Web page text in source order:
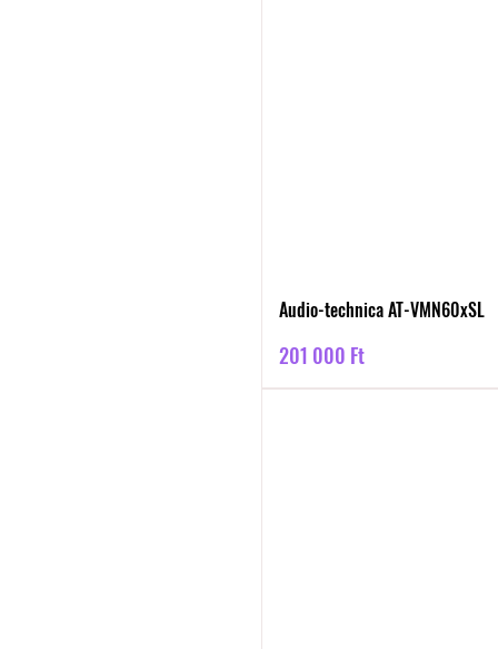
Audio-technica AT-VMN60xSL
Ár
201 000 Ft